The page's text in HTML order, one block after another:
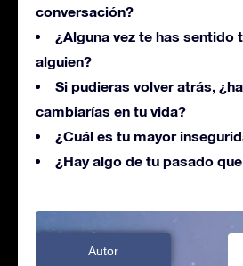
conversación?
¿Alguna vez te has sentido
alguien?
Si pudieras volver atrás,
cambiarías en tu vida?
¿Cuál es tu mayor
¿Hay algo de tu pasado
Autor